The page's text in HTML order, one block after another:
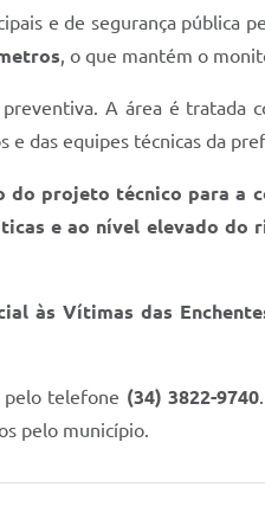
e de segurança pública
, o que mantém o
A área é tratada
e das equipes técnicas da
do projeto técnico para a
e ao nível elevado do
às Vítimas das
pelo telefone (34) 3822-9740
pelo município.